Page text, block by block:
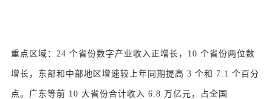
重点区域：24 个省份数字产业收入正增长，10 个省份两位数
增长，东部和中部地区增速较上年同期提高 3 个和 7.1 个百分
点。广东等前 10 大省份合计收入 6.8 万亿元，占全国